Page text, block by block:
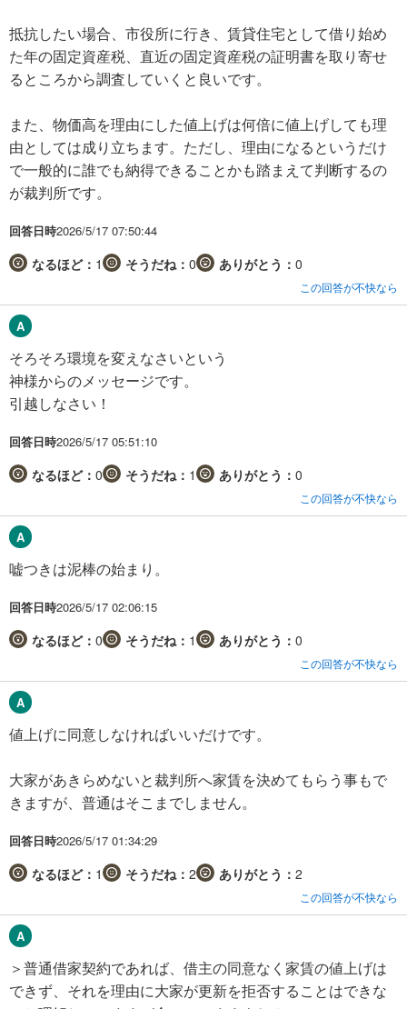
抵抗したい場合、市役所に行き、賃貸住宅として借り始め
た年の固定資産税、直近の固定資産税の証明書を取り寄せ
るところから調査していくと良いです。
また、物価高を理由にした値上げは何倍に値上げしても理
由としては成り立ちます。ただし、理由になるというだけ
で一般的に誰でも納得できることかも踏まえて判断するの
が裁判所です。
回答日時2026/5/17 07:50:44
なるほど： 1 そうだね： 0 ありがとう： 0
この回答が不快なら
そろそろ環境を変えなさいという
神様からのメッセージです。
引越しなさい！
回答日時2026/5/17 05:51:10
なるほど： 0 そうだね： 1 ありがとう： 0
この回答が不快なら
嘘つきは泥棒の始まり。
回答日時2026/5/17 02:06:15
なるほど： 0 そうだね： 1 ありがとう： 0
この回答が不快なら
値上げに同意しなければいいだけです。
大家があきらめないと裁判所へ家賃を決めてもらう事もで
きますが、普通はそこまでしません。
回答日時2026/5/17 01:34:29
なるほど： 1 そうだね： 2 ありがとう： 2
この回答が不快なら
＞普通借家契約であれば、借主の同意なく家賃の値上げは
できず、それを理由に大家が更新を拒否することはできな